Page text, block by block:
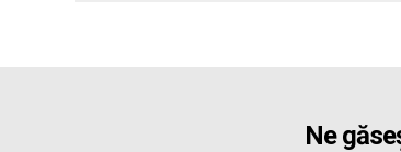
Ne